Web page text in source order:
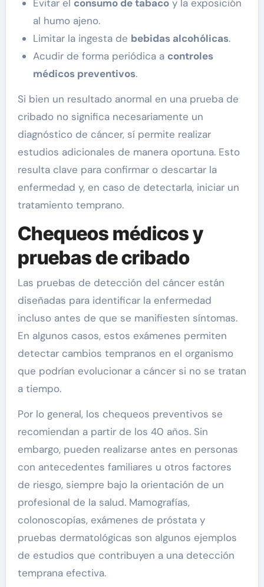
Evitar el consumo de tabacoy la exposición
al humo ajeno.
Limitar la ingesta de bebidas alcohólicas.
Acudir de forma periódica a controles
médicos preventivos.
Si bien un resultado anormal en una prueba de
cribado no significa necesariamente un
diagnóstico de cáncer, sí permite realizar
estudios adicionales de manera oportuna. Esto
resulta clave para confirmar o descartar la
enfermedad y, en caso de detectarla, iniciar un
tratamiento temprano.
Chequeos médicos y
pruebas de cribado
Las pruebas de detección del cáncer están
diseñadas para identificar la enfermedad
incluso antes de que se manifiesten síntomas.
En algunos casos, estos exámenes permiten
detectar cambios tempranos en el organismo
que podrían evolucionar a cáncer si no se tratan
a tiempo.
Por lo general, los chequeos preventivos se
recomiendan a partir de los 40 años. Sin
embargo, pueden realizarse antes en personas
con antecedentes familiares u otros factores
de riesgo, siempre bajo la orientación de un
profesional de la salud. Mamografías,
colonoscopías, exámenes de próstata y
pruebas dermatológicas son algunos ejemplos
de estudios que contribuyen a una detección
temprana efectiva.